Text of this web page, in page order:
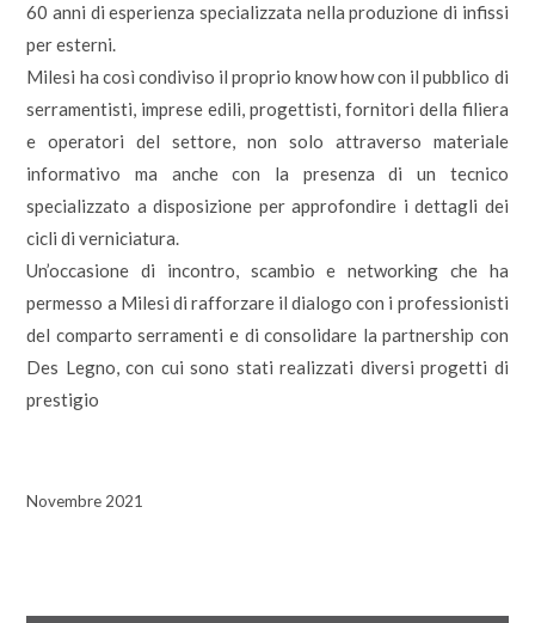
60 anni di esperienza specializzata nella produzione di infissi
per esterni.
Milesi ha così condiviso il proprio know how con il pubblico di
serramentisti, imprese edili, progettisti, fornitori della filiera
e operatori del settore, non solo attraverso materiale
informativo ma anche con la presenza di un tecnico
specializzato a disposizione per approfondire i dettagli dei
cicli di verniciatura.
Un’occasione di incontro, scambio e networking che ha
permesso a Milesi di rafforzare il dialogo con i professionisti
del comparto serramenti e di consolidare la partnership con
Des Legno, con cui sono stati realizzati diversi progetti di
prestigio
Novembre 2021